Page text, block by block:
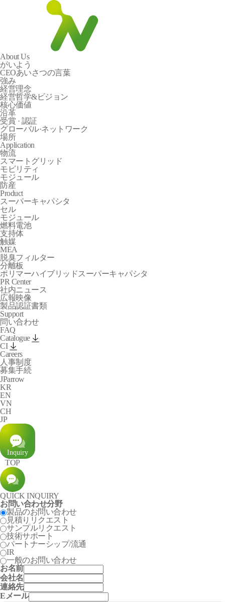
About Us
がいよう
CEOあいさつの言葉
強み
経営理念
経営哲学&ビジョン
核心価値
沿革
受賞 · 認証
グローバル·ネットワーク
場所
Application
物流
スマートグリッド
モビリティ
モジュール
防産
Product
スーパーキャパシタ
セル
モジュール
燃料電池
支持体
触媒
MEA
脱臭フィルター
分離板
ポリマーハイブリッドスーパーキャパシタ
PR Center
社内ニュース
広報映像
製品認証書類
Support
問い合わせ
FAQ
Catalogue
CI
Careers
人事制度
募集手続
JParrow
KR
EN
VN
CH
JP
TOP
QUICK INQUIRY
お問い合わせ分野
製品のお問い合わせ
見積りリクエスト
サンプルリクエスト
技術サポート
パートナーシップ/流通
IR
一般のお問い合わせ
お名前
会社名
連絡先
Eメール